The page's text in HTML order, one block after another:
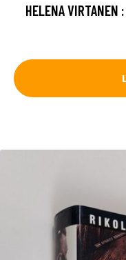
HELENA VIRTANEN